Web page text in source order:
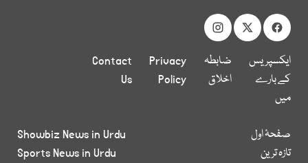
ایکسپریس
کے بارے
میں
ضابطہ
اخلاق
Privacy
Policy
Contact
Us
صفحۂ اول
تازہ ترین
Showbiz News in Urdu
Sports News in Urdu